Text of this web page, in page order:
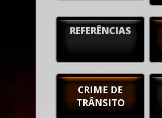
REFERÊNCIAS
CRIME DE
TRÂNSITO